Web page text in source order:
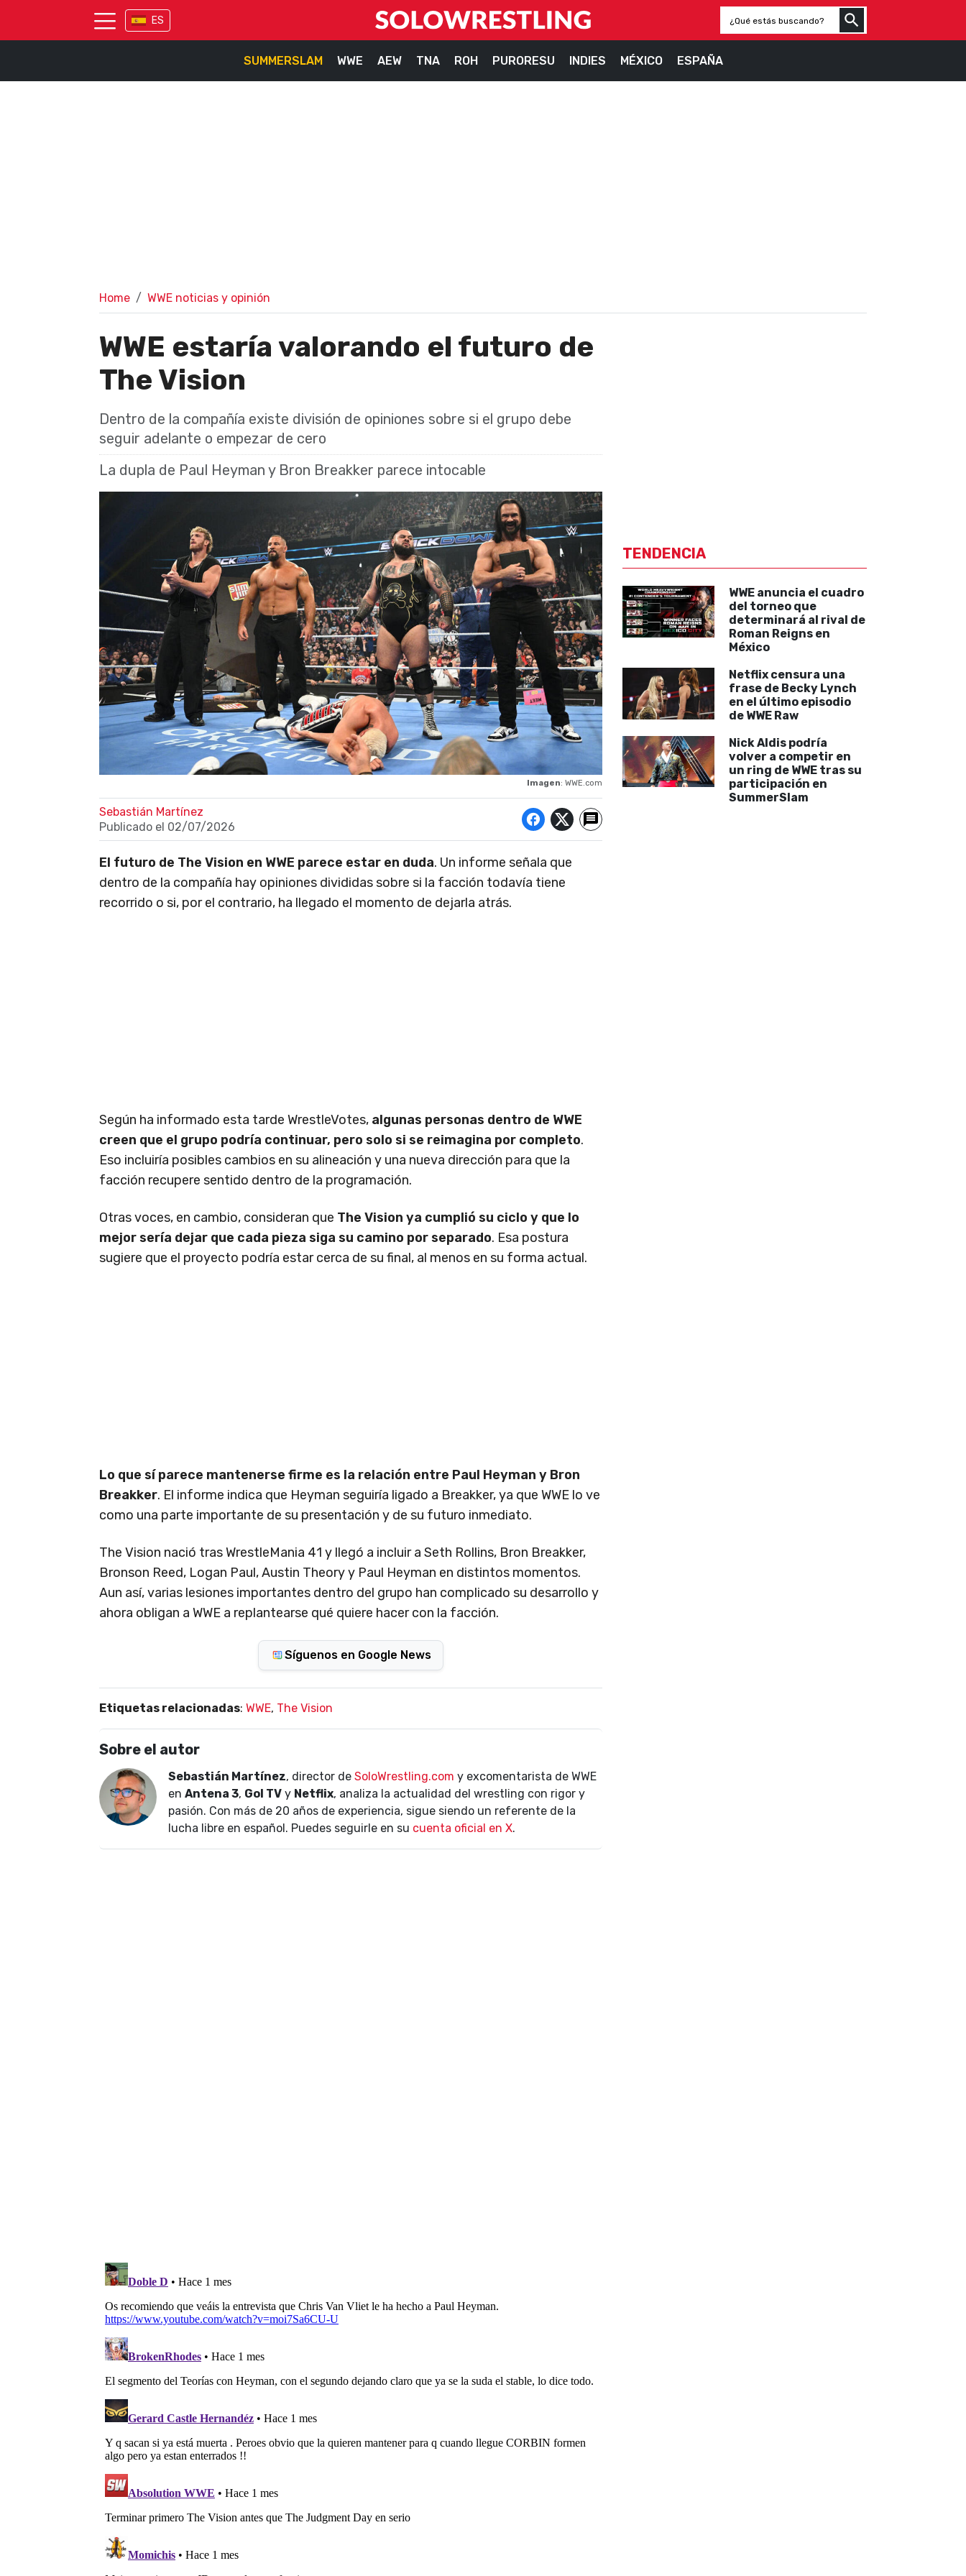
ES
SUMMERSLAM WWE AEW TNA ROH PURORESU INDIES MÉXICO ESPAÑA
Home WWE noticias y opinión
WWE estaría valorando el futuro de
The Vision
Dentro de la compañía existe división de opiniones sobre si el grupo debe
seguir adelante o empezar de cero
La dupla de Paul Heyman y Bron Breakker parece intocable
Imagen: WWE.com
Sebastián Martínez
Publicado el 02/07/2026
El futuro de The Vision en WWE parece estar en duda. Un informe señala que
dentro de la compañía hay opiniones divididas sobre si la facción todavía tiene
recorrido o si, por el contrario, ha llegado el momento de dejarla atrás.
Según ha informado esta tarde WrestleVotes, algunas personas dentro de WWE
creen que el grupo podría continuar, pero solo si se reimagina por completo.
Eso incluiría posibles cambios en su alineación y una nueva dirección para que la
facción recupere sentido dentro de la programación.
Otras voces, en cambio, consideran que The Vision ya cumplió su ciclo y que lo
mejor sería dejar que cada pieza siga su camino por separado. Esa postura
sugiere que el proyecto podría estar cerca de su final, al menos en su forma actual.
Lo que sí parece mantenerse firme es la relación entre Paul Heyman y Bron
Breakker. El informe indica que Heyman seguiría ligado a Breakker, ya que WWE lo ve
como una parte importante de su presentación y de su futuro inmediato.
The Vision nació tras WrestleMania 41 y llegó a incluir a Seth Rollins, Bron Breakker,
Bronson Reed, Logan Paul, Austin Theory y Paul Heyman en distintos momentos.
Aun así, varias lesiones importantes dentro del grupo han complicado su desarrollo y
ahora obligan a WWE a replantearse qué quiere hacer con la facción.
Síguenos en Google News
Etiquetas relacionadas: WWE, The Vision
Sobre el autor
Sebastián Martínez, director de SoloWrestling.com y excomentarista de WWE
en Antena 3, Gol TV y Netflix, analiza la actualidad del wrestling con rigor y
pasión. Con más de 20 años de experiencia, sigue siendo un referente de la
lucha libre en español. Puedes seguirle en su cuenta oficial en X.
TENDENCIA
WWE anuncia el cuadro
del torneo que
determinará al rival de
Roman Reigns en
México
Netflix censura una
frase de Becky Lynch
en el último episodio
de WWE Raw
Nick Aldis podría
volver a competir en
un ring de WWE tras su
participación en
SummerSlam